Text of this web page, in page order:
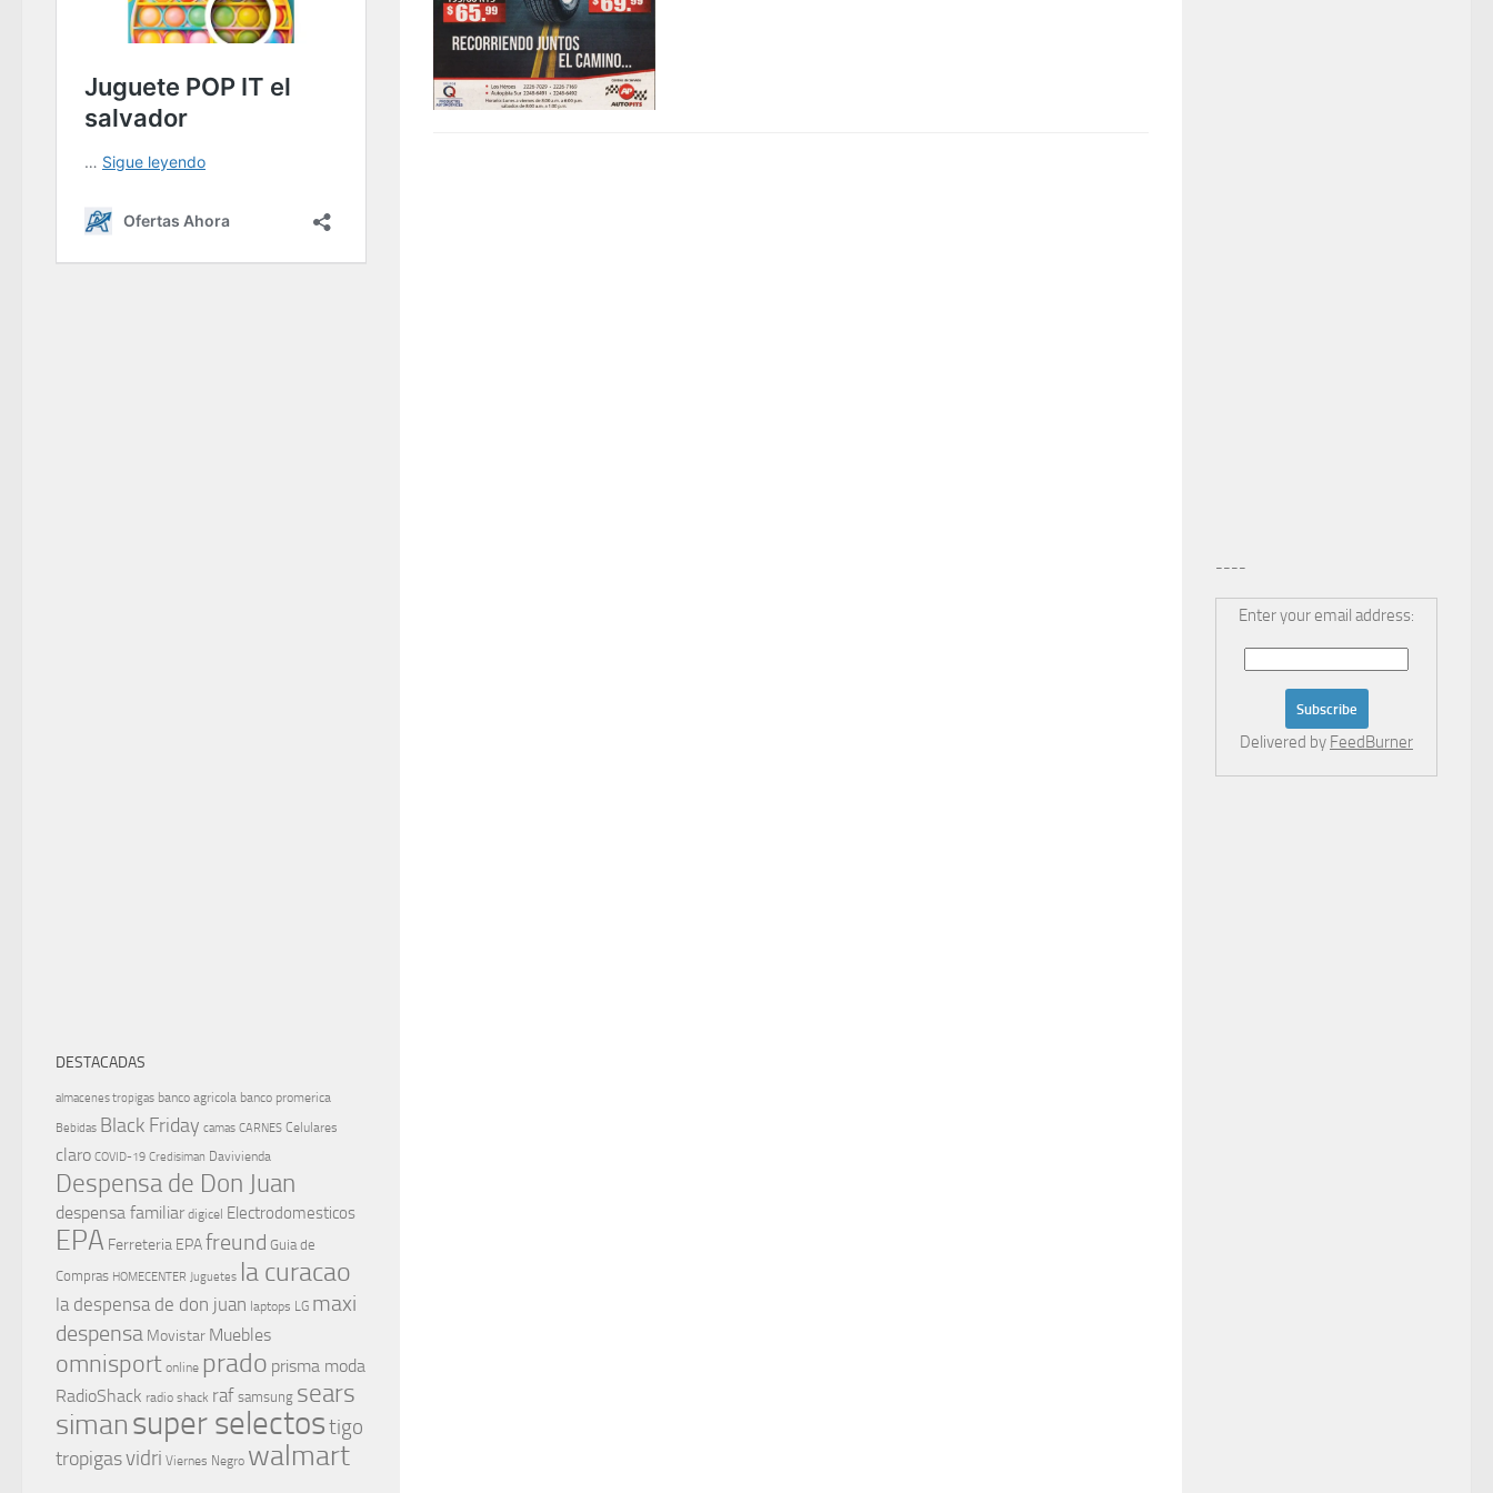
DESTACADAS
almacenes tropigas banco agricola banco promerica
Bebidas Black Friday camas CARNES Celulares
claro COVID-19 Credisiman Davivienda
Despensa de Don Juan
despensa familiar digicel Electrodomesticos
EPA Ferreteria EPAfreund Guia de
Compras HOMECENTER Juguetes la curacao
la despensa de don juan laptops LG maxi
despensa Movistar Muebles
omnisport online prado prisma moda
RadioShack radio shack raf samsung sears
simansuper selectostigo
tropigasvidri Viernes Negro walmart
----
Enter your email address:
Delivered by FeedBurner